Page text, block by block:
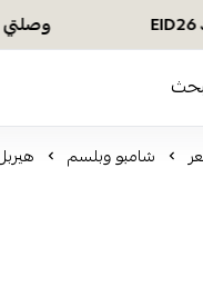
وصلتي 300 ريال؟ اختاري هديتك :🏍 شحن مجاني بكود N28 أو 💸خصم بكود EID26
شامبو وبلسم